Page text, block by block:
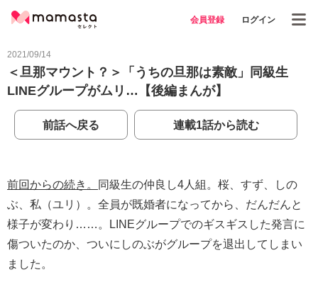
会員登録 ログイン
2021/09/14
＜旦那マウント？＞「うちの旦那は素敵」同級生
LINEグループがムリ…【後編まんが】
前話へ戻る 連載1話から読む
前回からの続き。
同級生の仲良し4人組。桜、すず、しの
ぶ、私（ユリ）。全員が既婚者になってから、だんだんと
様子が変わり……。LINEグループでのギスギスした発言に
傷ついたのか、ついにしのぶがグループを退出してしまい
ました。